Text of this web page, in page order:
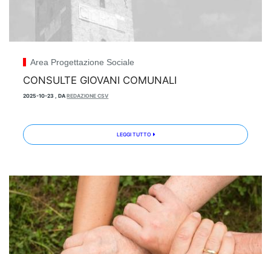
Area Progettazione Sociale
CONSULTE GIOVANI COMUNALI
2025-10-23 ,DAREDAZIONE CSV
LEGGI TUTTO